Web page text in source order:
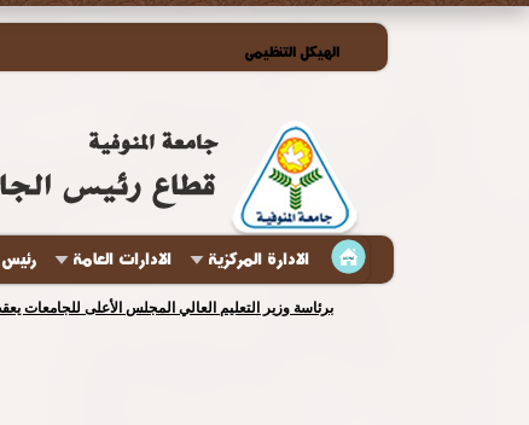
الهيكل التنظيمى
الادارة المركزية الادارات العامة
برئاسة وزير التعليم العالي المجلس الأعلى للجامعات